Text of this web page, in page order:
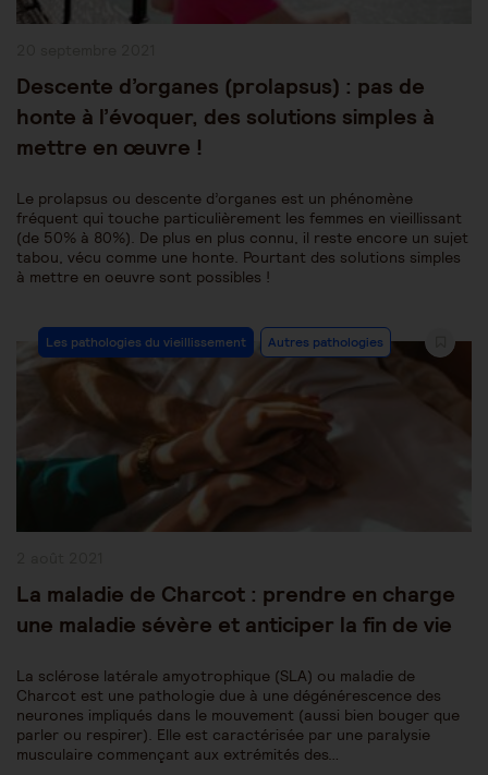
Descente d’organes (prolapsus) : pas de
honte à l’évoquer, des solutions simples à
mettre en œuvre !
Le prolapsus ou descente d’organes est un phénomène
fréquent qui touche particulièrement les femmes en vieillissant
(de 50% à 80%). De plus en plus connu, il reste encore un sujet
tabou, vécu comme une honte. Pourtant des solutions simples
à mettre en oeuvre sont possibles !
Post
Category:
Les pathologies du vieillissement Autres pathologies
La maladie de Charcot : prendre en charge
une maladie sévère et anticiper la fin de vie
La sclérose latérale amyotrophique (SLA) ou maladie de
Charcot est une pathologie due à une dégénérescence des
neurones impliqués dans le mouvement (aussi bien bouger que
parler ou respirer). Elle est caractérisée par une paralysie
musculaire commençant aux extrémités des…